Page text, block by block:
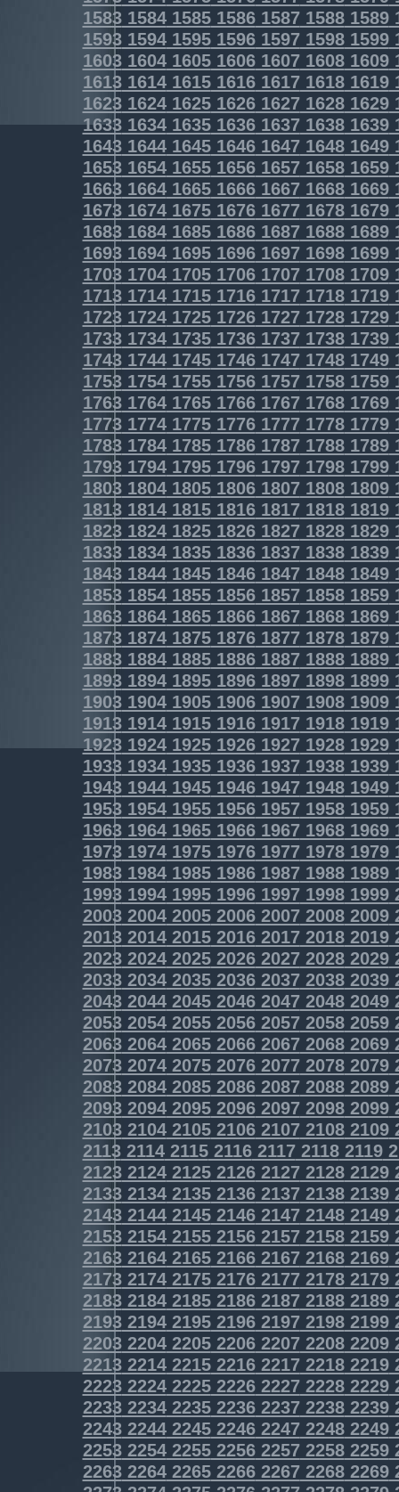
1583158415851586158715881589
1593159415951596159715981599
1603160416051606160716081609
1613161416151616161716181619
1623162416251626162716281629
1633163416351636163716381639
1643164416451646164716481649
1653165416551656165716581659
1663166416651666166716681669
1673167416751676167716781679
1683168416851686168716881689
1693169416951696169716981699
1703170417051706170717081709
1713171417151716171717181719
1723172417251726172717281729
1733173417351736173717381739
1743174417451746174717481749
1753175417551756175717581759
1763176417651766176717681769
1773177417751776177717781779
1783178417851786178717881789
1793179417951796179717981799
1803180418051806180718081809
1813181418151816181718181819
1823182418251826182718281829
1833183418351836183718381839
1843184418451846184718481849
1853185418551856185718581859
1863186418651866186718681869
1873187418751876187718781879
1883188418851886188718881889
1893189418951896189718981899
1903190419051906190719081909
1913191419151916191719181919
1923192419251926192719281929
1933193419351936193719381939
1943194419451946194719481949
1953195419551956195719581959
1963196419651966196719681969
1973197419751976197719781979
1983198419851986198719881989
1993199419951996199719981999
2003200420052006200720082009
2013201420152016201720182019
2023202420252026202720282029
2033203420352036203720382039
2043204420452046204720482049
2053205420552056205720582059
2063206420652066206720682069
2073207420752076207720782079
2083208420852086208720882089
2093209420952096209720982099
2103210421052106210721082109
2113211421152116211721182119
2123212421252126212721282129
2133213421352136213721382139
2143214421452146214721482149
2153215421552156215721582159
2163216421652166216721682169
2173217421752176217721782179
2183218421852186218721882189
2193219421952196219721982199
2203220422052206220722082209
2213221422152216221722182219
2223222422252226222722282229
2233223422352236223722382239
2243224422452246224722482249
2253225422552256225722582259
2263226422652266226722682269